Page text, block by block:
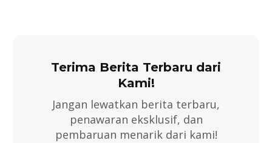
Terima Berita Terbaru dari
Kami!
Jangan lewatkan berita terbaru,
penawaran eksklusif, dan
pembaruan menarik dari kami!